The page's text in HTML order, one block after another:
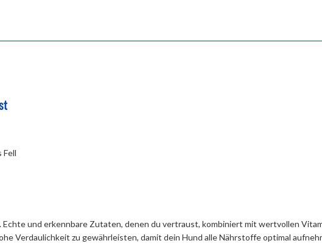
Fell
und erkennbare Zutaten, denen du vertraust, kombiniert mit wertvollen
Verdaulichkeit zu gewährleisten, damit dein Hund alle Nährstoffe optimal